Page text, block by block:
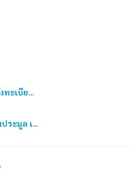
ะเบีย...
ะมูล เ...